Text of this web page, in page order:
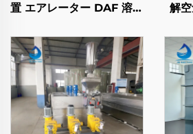
置 エアレーター DAF 溶気
リリーサー 廃水処理用
解